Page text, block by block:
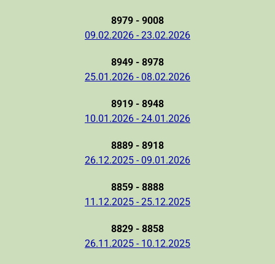
8979 - 9008
09.02.2026 - 23.02.2026
8949 - 8978
25.01.2026 - 08.02.2026
8919 - 8948
10.01.2026 - 24.01.2026
8889 - 8918
26.12.2025 - 09.01.2026
8859 - 8888
11.12.2025 - 25.12.2025
8829 - 8858
26.11.2025 - 10.12.2025